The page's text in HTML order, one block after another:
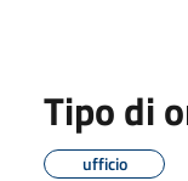
Tipo di
ufficio